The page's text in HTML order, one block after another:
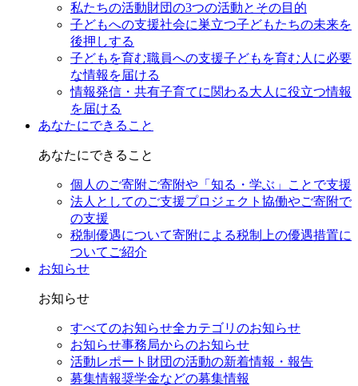
私たちの活動財団の3つの活動とその目的
子どもへの支援社会に巣立つ子どもたちの未来を
後押しする
子どもを育む職員への支援子どもを育む人に必要
な情報を届ける
情報発信・共有子育てに関わる大人に役立つ情報
を届ける
あなたにできること
あなたにできること
個人のご寄附ご寄附や「知る・学ぶ」ことで支援
法人としてのご支援プロジェクト協働やご寄附で
の支援
税制優遇について寄附による税制上の優遇措置に
ついてご紹介
お知らせ
お知らせ
すべてのお知らせ全カテゴリのお知らせ
お知らせ事務局からのお知らせ
活動レポート 財団の活動の新着情報・報告
募集情報奨学金などの募集情報